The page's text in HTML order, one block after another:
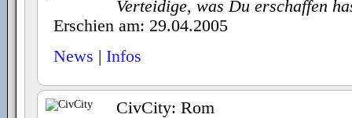
Verteidige, was Du erschaffen
Erschien am: 29.04.2005
News | Infos
CivCity: Rom